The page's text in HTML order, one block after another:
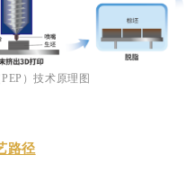
）技术原理图
路径